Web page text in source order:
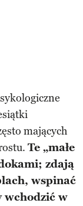
mających
Te „małe
zdają
wspinać
wchodzić w